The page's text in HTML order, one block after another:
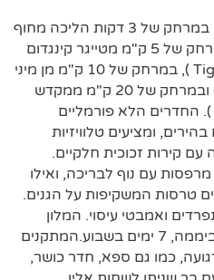
אתר נופש מודרני זה הממוקם במרחק של 3 דקות הליכה מחוף
פאטונג ( Patong ), נמצא במרחק של 5 ק"מ מטייגר קינגדום
פוקט ( Tiger Kingdom Phuket ), במרחק של 10 ק"מ מן מיני
גולף דינו פארק ( Dino Park ) ובמרחק של 20 ק"מ ממקדש
וואט צ'אלונג ( Wat Chalong ). החדרים הלא פורמליים
ומציעים טלוויזיות
קירות זכוכית חלקיים.
עם נוף לבריכה, ואילו
טרסות המשקיפות על הגנים.
ואמבטי עיסוי. המלון
מציע שירות חדרים 24 שעות ביממה, 7 ימים בשבוע.המתקנים
כמו גם ספא, חדר כושר,